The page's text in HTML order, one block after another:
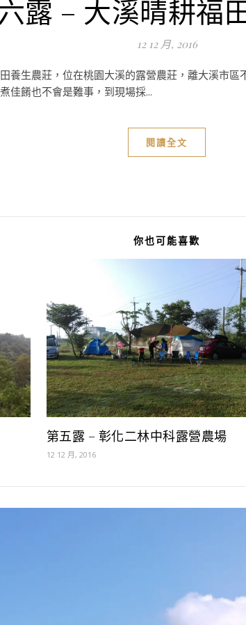
露 – 大溪晴耕福
12 12 月, 2016
生農莊，位在桃園大溪的露營農莊，離大溪市
佳餚也不會是難事，到現場採...
閱讀全文
你也可能喜歡
第五露 – 彰化二林中科露營農場
12 12 月, 2016